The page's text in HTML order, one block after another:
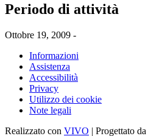
Periodo di attività
Ottobre 19, 2009 -
Informazioni
Assistenza
Accessibilità
Privacy
Utilizzo dei cookie
Note legali
Realizzato con VIVO | Progettato da